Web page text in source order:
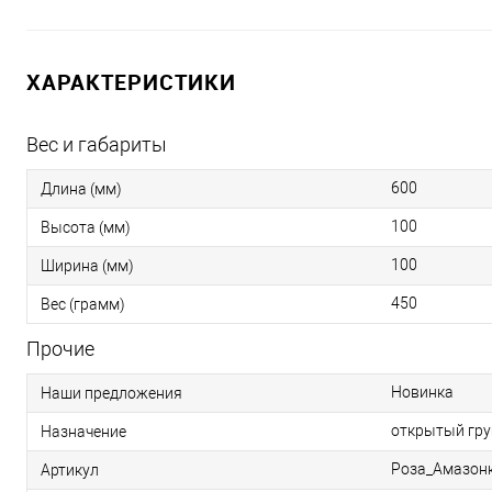
ХАРАКТЕРИСТИКИ
Вес и габариты
Длина (мм) 600
Высота (мм) 100
Ширина (мм) 100
Вес (грамм) 450
Прочие
Наши предложения Новинка
Назначение открытый
Артикул